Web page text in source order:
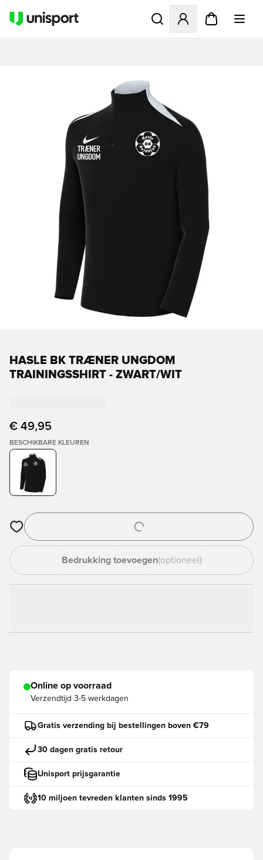
Opent een venster om in
HASLE BK TRÆNER UNGDOM
TRAININGSSHIRT - ZWART/WIT
€ 49,95
BESCHIKBARE KLEUREN
Opent een venster om in te loggen of je aan te melden als lid
Bedrukking toevoegen(optioneel)
Online op voorraad
Verzendtijd 3-5 werkdagen
Gratis verzending bij bestellingen boven €79
30 dagen gratis retour
Unisport prijsgarantie
10 miljoen tevreden klanten sinds 1995